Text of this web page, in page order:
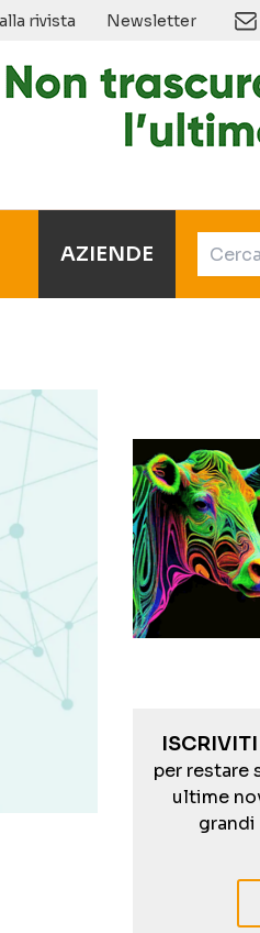
rivista Newsletter
AZIENDE
Cerca
per restare
ultime